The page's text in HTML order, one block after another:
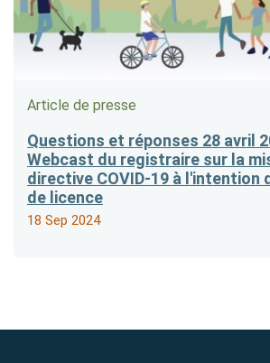
Article de presse
Questions et réponses 28 avril
Webcast du registraire sur la
directive COVID-19 à l'intention
de licence
18 Sep 2024